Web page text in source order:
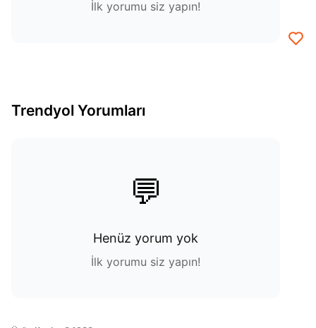
İlk yorumu siz yapın!
Trendyol Yorumları
💬
Henüz yorum yok
İlk yorumu siz yapın!